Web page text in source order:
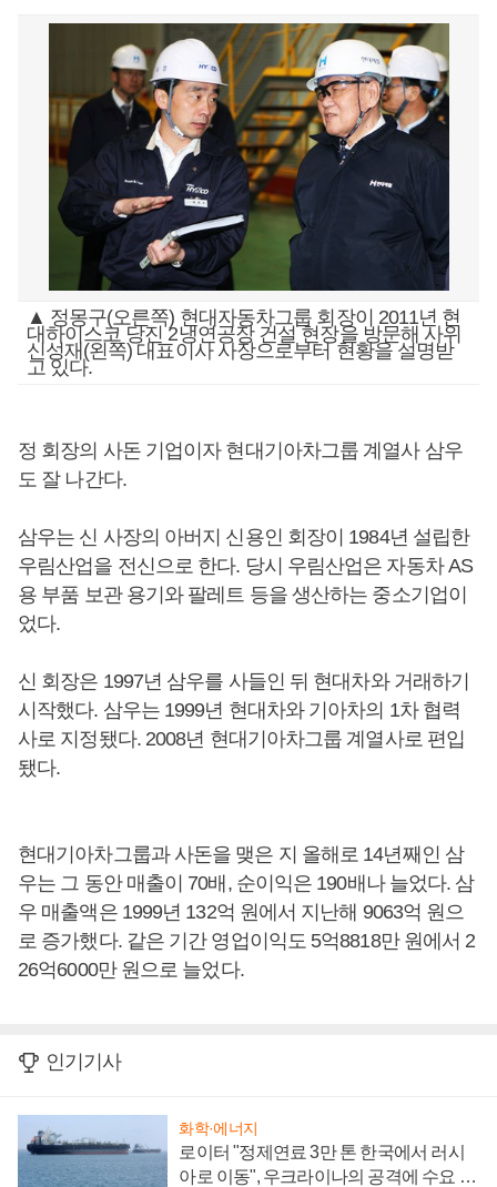
▲ 정몽구(오른쪽) 현대자동차그룹 회장이 2011년 현
대하이스코 당진 2냉연공장 건설 현장을 방문해 사위
신성재(왼쪽) 대표이사 사장으로부터 현황을 설명받
고 있다.
정 회장의 사돈 기업이자 현대기아차그룹 계열사 삼우
도 잘 나간다.
삼우는 신 사장의 아버지 신용인 회장이 1984년 설립한
우림산업을 전신으로 한다. 당시 우림산업은 자동차 AS
용 부품 보관 용기와 팔레트 등을 생산하는 중소기업이
었다.
신 회장은 1997년 삼우를 사들인 뒤 현대차와 거래하기
시작했다. 삼우는 1999년 현대차와 기아차의 1차 협력
사로 지정됐다. 2008년 현대기아차그룹 계열사로 편입
됐다.
현대기아차그룹과 사돈을 맺은 지 올해로 14년째인 삼
우는 그 동안 매출이 70배, 순이익은 190배나 늘었다. 삼
우 매출액은 1999년 132억 원에서 지난해 9063억 원으
로 증가했다. 같은 기간 영업이익도 5억8818만 원에서 2
26억6000만 원으로 늘었다.
인기기사
화학·에너지
로이터 "정제연료 3만 톤 한국에서 러시
아로 이동", 우크라이나의 공격에 수요 늘